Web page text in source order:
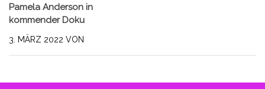
Pamela Anderson in
kommender Doku
3. MÄRZ 2022 VON